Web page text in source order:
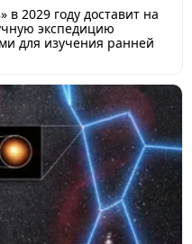
в 2029 году доставит на
экспедицию
для изучения ранней